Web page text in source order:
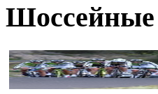
Шоссейные